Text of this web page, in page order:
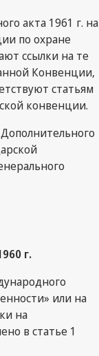
акта 1961 г. на
по охране
ссылки на те
Конвенции,
статьям
конвенции.
г.
или на
на
в статье 1